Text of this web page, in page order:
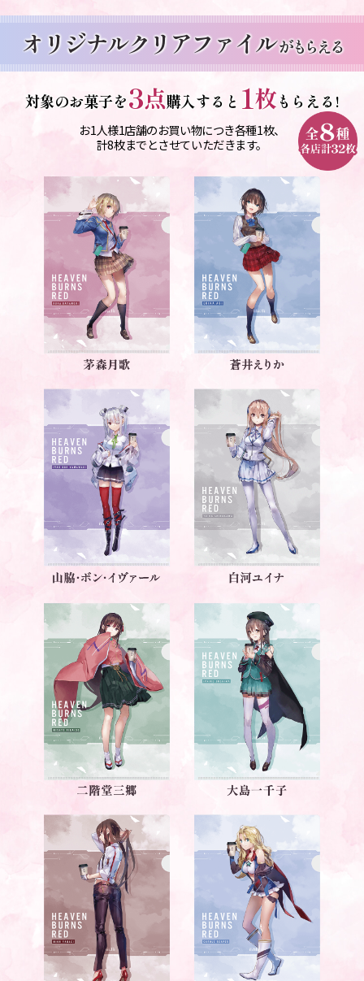
オリジナルクリアファイルがもらえる
対象のお菓子を3点購入すると 1枚もらえる!
お1人様1店舗のお買い物につき各種1枚、
計8枚までとさせていただきます。